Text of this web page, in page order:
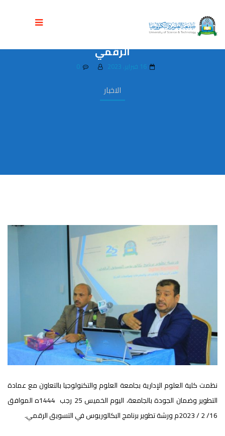
الاخبار
جامعة العلوم والتكنولوجيا تنظم ورشة
تطوير برنامج البكالوريوس في التسويق
الرقمي
16 فبراير، 2023 0
نظمت كلية العلوم الإدارية بجامعة العلوم والتكنولوجيا بالتعاون مع عمادة
التطوير وضمان الجودة بالجامعة، اليوم الخميس 25 رجب 1444ه الموافق
16/ 2 / 2023م ورشة تطوير برنامج البكالوريوس في التسويق الرقمي.